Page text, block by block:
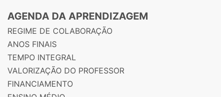
AGENDA DA APRENDIZAGEM
REGIME DE COLABORAÇÃO
ANOS FINAIS
TEMPO INTEGRAL
VALORIZAÇÃO DO PROFESSOR
FINANCIAMENTO